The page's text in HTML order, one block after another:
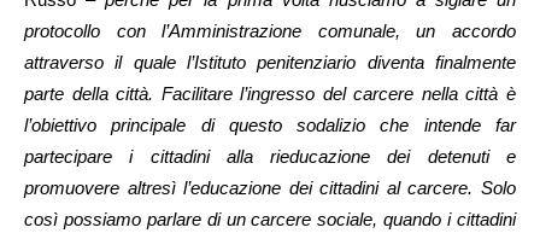
protocollo con l’Amministrazione comunale, un accordo
attraverso il quale l’Istituto penitenziario diventa finalmente
parte della città. Facilitare l’ingresso del carcere nella città è
l’obiettivo principale di questo sodalizio che intende far
partecipare i cittadini alla rieducazione dei detenuti e
promuovere altresì l’educazione dei cittadini al carcere. Solo
così possiamo parlare di un carcere sociale, quando i cittadini